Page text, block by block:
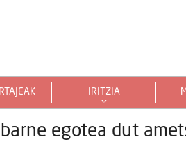
IRITZIA
egotea dut